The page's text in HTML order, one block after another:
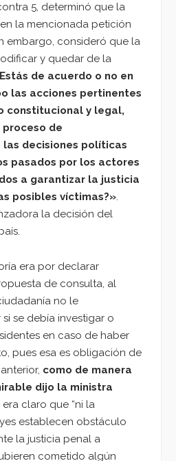
5, determinó que la
la mencionada petición
embargo, consideró que la
y quedar de la
de acuerdo o no en
las acciones pertinentes
constitucional y legal,
de
decisiones políticas
pasados por los actores
a garantizar la justicia
posibles víctimas?».
la decisión del
era por declarar
de consulta, al
no le
se debía investigar o
en caso de haber
pues esa es obligación de
como de manera
dijo la ministra
claro que “ni la
establecen obstáculo
la justicia penal a
cometido algún